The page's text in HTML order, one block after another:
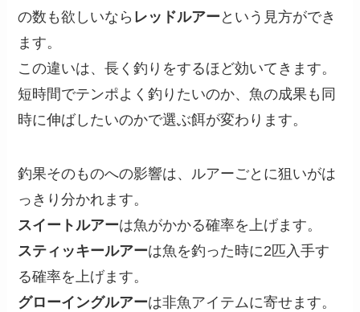
の数も欲しいなら レッドルアー という見方ができ
ます。
この違いは、長く釣りをするほど効いてきます。
短時間でテンポよく釣りたいのか、魚の成果も同
時に伸ばしたいのかで選ぶ餌が変わります。
釣果そのものへの影響は、ルアーごとに狙いがは
っきり分かれます。
スイートルアーは魚がかかる確率を上げます。
スティッキールアーは魚を釣った時に2匹入手す
る確率を上げます。
グローイングルアーは非魚アイテムに寄せます。